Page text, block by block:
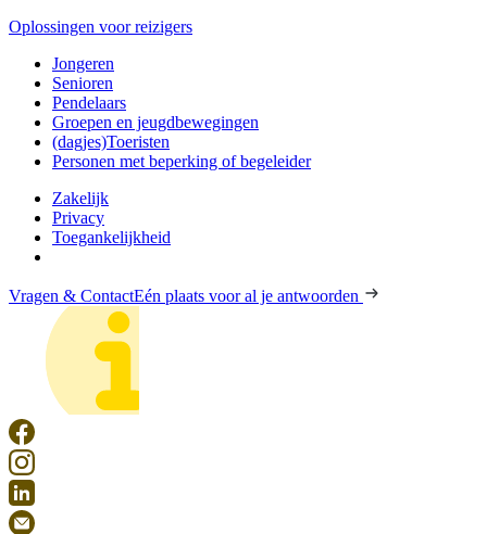
Oplossingen voor reizigers
Jongeren
Senioren
Pendelaars
Groepen en jeugdbewegingen
(dagjes)Toeristen
Personen met beperking of begeleider
Zakelijk
Privacy
Toegankelijkheid
Vragen & ContactEén plaats voor al je antwoorden